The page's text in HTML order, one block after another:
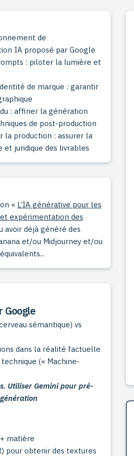
de
IA proposé par Google
: piloter la lumière et
de marque : garantir
: affiner la génération
de post-production
la production : assurer la
et juridique des livrables
« L’IA générative pour les
expérimentation des
avoir déjà généré des
et/ou Midjourney et/ou
Google
sémantique) vs
dans la réalité factuelle
(« Machine-
Utiliser Gemini pour pré-
matière
pour obtenir des textures